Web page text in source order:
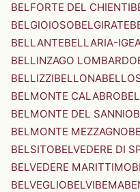
BELFORTE DEL CHIENTI
BELGIOIOSOBELGIRATE
BELLANTEBELLARIA-
BELLINZAGO LOMBARDO
BELLIZZIBELLONA
BELMONTE CALABRO
BELMONTE DEL SANNIO
BELMONTE MEZZAGNO
BELSITOBELVEDERE DI
BELVEDERE MARITTIMO
BELVEGLIOBELVIBEMA